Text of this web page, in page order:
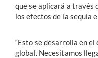
que se aplicará a través
los efectos de la sequía
“Esto se desarrolla en
global. Necesitamos